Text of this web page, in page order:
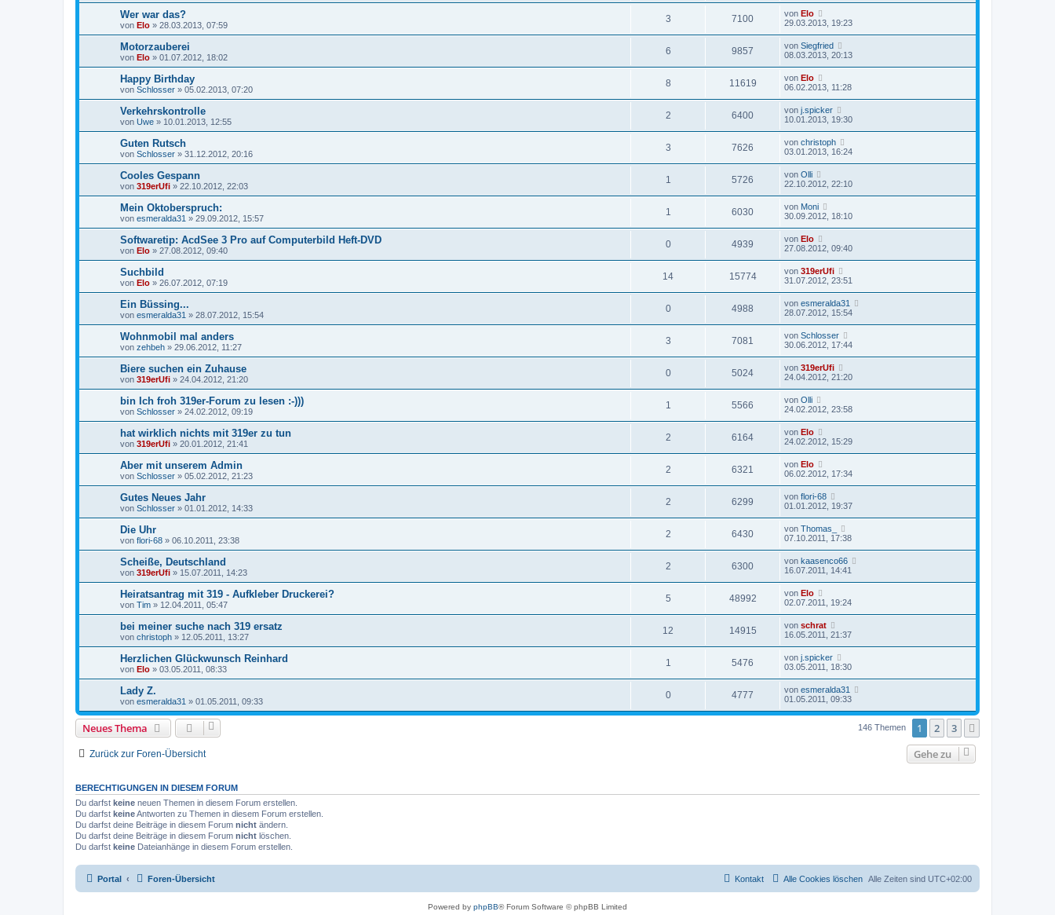
Wer war das?
von Elo » 28.03.2013, 07:59
3 7100 von Elo
29.03.2013, 19:23
Motorzauberei
von Elo » 01.07.2012, 18:02
6 9857 von Siegfried
08.03.2013, 20:13
Happy Birthday
von Schlosser » 05.02.2013, 07:20
8 11619 von Elo
06.02.2013, 11:28
Verkehrskontrolle
von Uwe » 10.01.2013, 12:55
2 6400 von j.spicker
10.01.2013, 19:30
Guten Rutsch
von Schlosser » 31.12.2012, 20:16
3 7626 von christoph
03.01.2013, 16:24
Cooles Gespann
von 319erUfi » 22.10.2012, 22:03
1 5726 von Olli
22.10.2012, 22:10
Mein Oktoberspruch:
von esmeralda31 » 29.09.2012, 15:57
1 6030 von Moni
30.09.2012, 18:10
Softwaretip: AcdSee 3 Pro auf Computerbild Heft-DVD
von Elo » 27.08.2012, 09:40
0 4939 von Elo
27.08.2012, 09:40
Suchbild
von Elo » 26.07.2012, 07:19
14 15774 von 319erUfi
31.07.2012, 23:51
Ein Büssing...
von esmeralda31 » 28.07.2012, 15:54
0 4988 von esmeralda31
28.07.2012, 15:54
Wohnmobil mal anders
von zehbeh » 29.06.2012, 11:27
3 7081 von Schlosser
30.06.2012, 17:44
Biere suchen ein Zuhause
von 319erUfi » 24.04.2012, 21:20
0 5024 von 319erUfi
24.04.2012, 21:20
bin Ich froh 319er-Forum zu lesen :-)))
von Schlosser » 24.02.2012, 09:19
1 5566 von Olli
24.02.2012, 23:58
hat wirklich nichts mit 319er zu tun
von 319erUfi » 20.01.2012, 21:41
2 6164 von Elo
24.02.2012, 15:29
Aber mit unserem Admin
von Schlosser » 05.02.2012, 21:23
2 6321 von Elo
06.02.2012, 17:34
Gutes Neues Jahr
von Schlosser » 01.01.2012, 14:33
2 6299 von flori-68
01.01.2012, 19:37
Die Uhr
von flori-68 » 06.10.2011, 23:38
2 6430 von Thomas_
07.10.2011, 17:38
Scheiße, Deutschland
von 319erUfi » 15.07.2011, 14:23
2 6300 von kaasenco66
16.07.2011, 14:41
Heiratsantrag mit 319 - Aufkleber Druckerei?
von Tim » 12.04.2011, 05:47
5 48992 von Elo
02.07.2011, 19:24
bei meiner suche nach 319 ersatz
von christoph » 12.05.2011, 13:27
12 14915 von schrat
16.05.2011, 21:37
Herzlichen Glückwunsch Reinhard
von Elo » 03.05.2011, 08:33
1 5476 von j.spicker
03.05.2011, 18:30
Lady Z.
von esmeralda31 » 01.05.2011, 09:33
0 4777 von esmeralda31
01.05.2011, 09:33
Neues Thema 146 Themen 1 2 3
Zurück zur Foren-Übersicht Gehe zu
BERECHTIGUNGEN IN DIESEM FORUM
Du darfst keine neuen Themen in diesem Forum erstellen.
Du darfst keineAntworten zu Themen in diesem Forum erstellen.
Du darfst deine Beiträge in diesem Forum nicht ändern.
Du darfst deine Beiträge in diesem Forum nicht löschen.
Du darfst keine Dateianhänge in diesem Forum erstellen.
Portal Foren-Übersicht Alle Zeiten sind UTC+02:00
Alle Cookies löschen
Kontakt
Powered by phpBB® Forum Software © phpBB Limited